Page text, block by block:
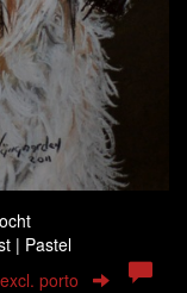
| Pastel
porto